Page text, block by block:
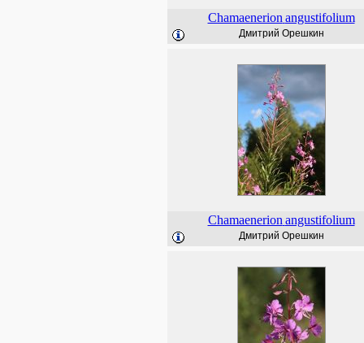
Chamaenerion angustifolium
Дмитрий Орешкин
Chamaenerion angustifolium
Дмитрий Орешкин